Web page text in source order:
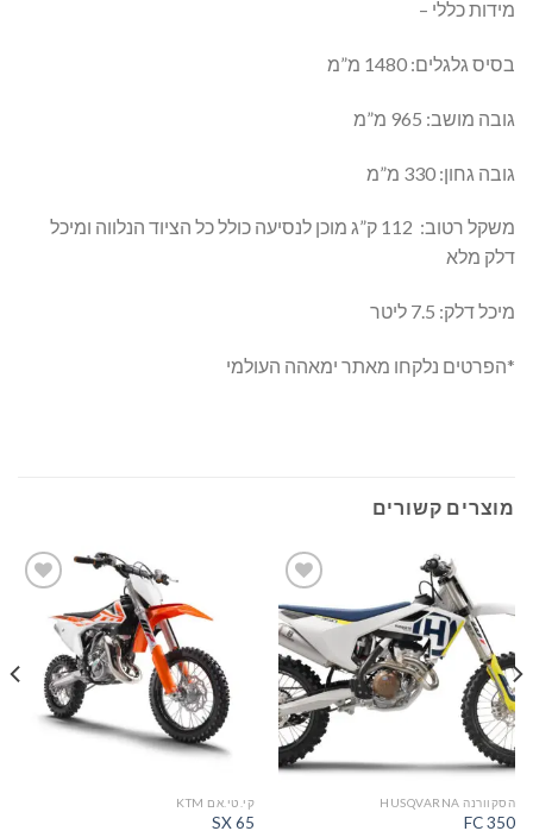
מידות כללי –
בסיס גלגלים: 1480 מ”מ
גובה מושב: 965 מ”מ
גובה גחון: 330 מ”מ
משקל רטוב: 112 ק”ג מוכן לנסיעה כולל כל הציוד הנלווה ומיכל
דלק מלא
מיכל דלק: 7.5 ליטר
*הפרטים נלקחו מאתר ימאהה העולמי
מוצרים קשורים
הוסף
לרשימת
המשאלות
הסקוורנה HUSQVARNA
FC 350
לרשימת
המשאלות
קי.טי.אם KTM
SX 65